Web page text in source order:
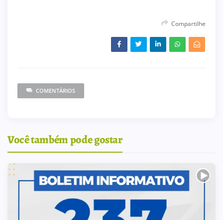
Compartilhe
COMENTÁRIOS
Você também pode gostar